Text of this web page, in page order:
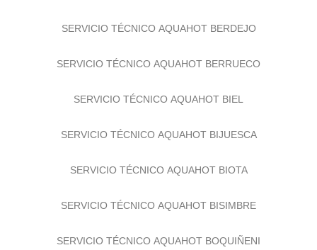
SERVICIO TÉCNICO AQUAHOT BERDEJO
SERVICIO TÉCNICO AQUAHOT BERRUECO
SERVICIO TÉCNICO AQUAHOT BIEL
SERVICIO TÉCNICO AQUAHOT BIJUESCA
SERVICIO TÉCNICO AQUAHOT BIOTA
SERVICIO TÉCNICO AQUAHOT BISIMBRE
SERVICIO TÉCNICO AQUAHOT BOQUIÑENI